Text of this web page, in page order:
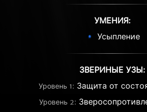
УМЕНИЯ:
Усыпление
ЗВЕРИНЫЕ УЗЫ:
Уровень 1: Защита от
Уровень 2: